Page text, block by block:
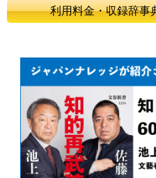
利用料金・収録辞事